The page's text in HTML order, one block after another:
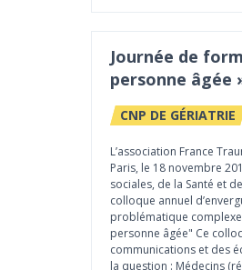
Journée de
personne âgée
CNP DE GÉRIATRIE
L’association France
Paris, le 18 novembre
sociales, de la Santé et
colloque annuel
problématique
personne âgée" Ce
communications et des
la question : Médecins